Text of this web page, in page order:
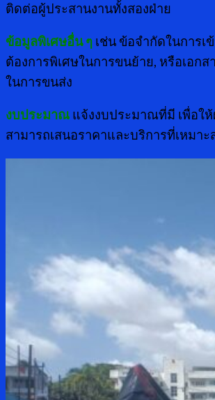
ติดต่อผู้ประสานงานทั้งสองฝ่าย
ข้อมูลพิเศษอื่น ๆ เช่น ข้อจำกัดในการเ
ต้องการพิเศษในการขนย้าย, หรือเอกส
ในการขนส่ง
งบประมาณ แจ้งงบประมาณที่มี เพื่อใ
สามารถเสนอราคาและบริการที่เหมาะ